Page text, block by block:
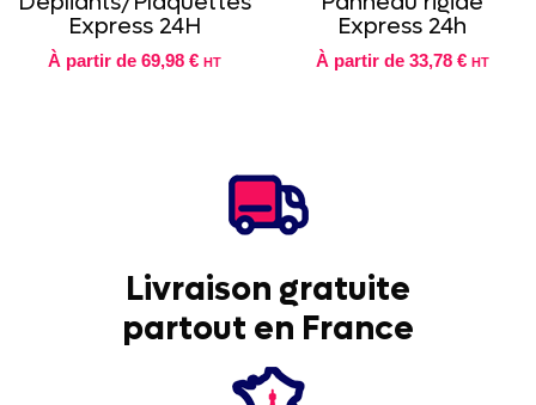
Express 24H
À partir de 69,98 € HT
Express 24h
À partir de 33,78 € HT
Livraison gratuite
partout en France